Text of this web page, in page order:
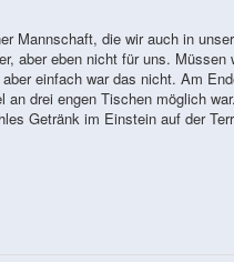
Mannschaft, die wir auch in
aber eben nicht für uns.
einfach war das nicht. Am
drei engen Tischen möglich
Getränk im Einstein auf der